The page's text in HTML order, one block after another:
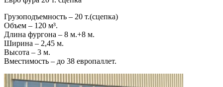
Грузоподъемность – 20 т.(сцепка)
Объем – 120 м³.
Длина фургона – 8 м.+8 м.
Ширина – 2,45 м.
Высота – 3 м.
Вместимость – до 38 европаллет.